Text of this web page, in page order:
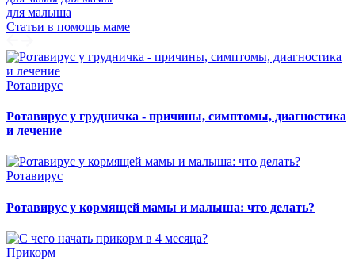
для малыша
Статьи в помощь маме
Ротавирус
Ротавирус у грудничка - причины, симптомы, диагностика
и лечение
Ротавирус
Ротавирус у кормящей мамы и малыша: что делать?
Прикорм